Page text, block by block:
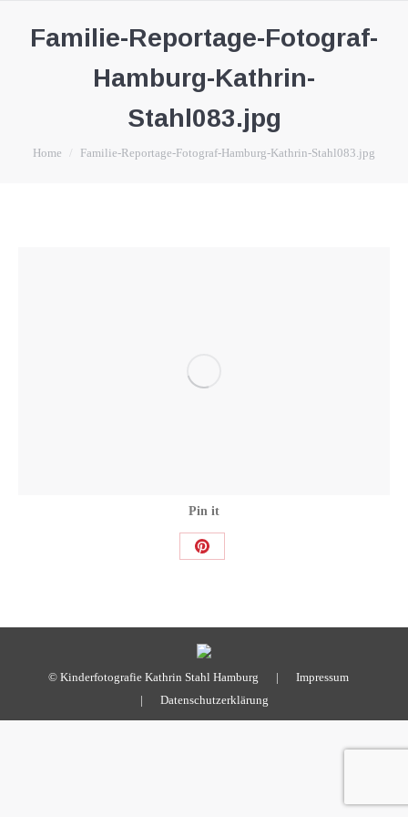
Familie-Reportage-Fotograf-
Hamburg-Kathrin-
Stahl083.jpg
You are here:
Home Familie-Reportage-Fotograf-Hamburg-Kathrin-Stahl083.jpg
Pin it
Share
© Kinderfotografie Kathrin Stahl Hamburg | Impressum
| Datenschutzerklärung